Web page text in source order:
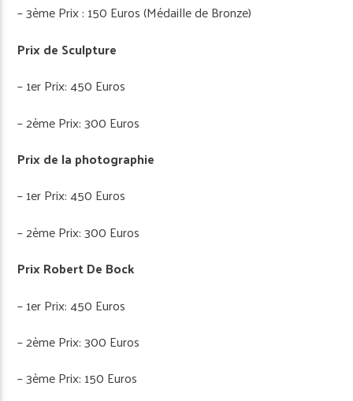
– 3ème Prix : 150 Euros (Médaille de Bronze)
Prix de Sculpture
– 1er Prix: 450 Euros
– 2ème Prix: 300 Euros
Prix de la photographie
– 1er Prix: 450 Euros
– 2ème Prix: 300 Euros
Prix Robert De Bock
– 1er Prix: 450 Euros
– 2ème Prix: 300 Euros
– 3ème Prix: 150 Euros